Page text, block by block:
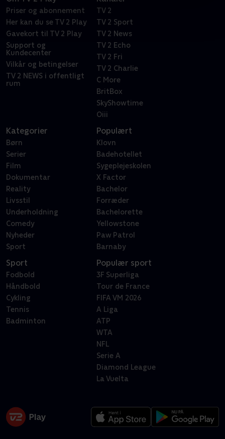
Priser og abonnement
Her kan du se TV 2 Play
Gavekort til TV 2 Play
Support og
Kundecenter
Vilkår og betingelser
TV 2 NEWS i offentligt
rum
TV 2
TV 2 Sport
TV 2 News
TV 2 Echo
TV 2 Fri
TV 2 Charlie
C More
BritBox
SkyShowtime
Oiii
Kategorier
Børn
Serier
Film
Dokumentar
Reality
Livsstil
Underholdning
Comedy
Nyheder
Sport
Populært
Klovn
Badehotellet
Sygeplejeskolen
X Factor
Bachelor
Forræder
Bachelorette
Yellowstone
Paw Patrol
Barnaby
Sport
Fodbold
Håndbold
Cykling
Tennis
Badminton
Populær sport
3F Superliga
Tour de France
FIFA VM 2026
A Liga
ATP
WTA
NFL
Serie A
Diamond League
La Vuelta